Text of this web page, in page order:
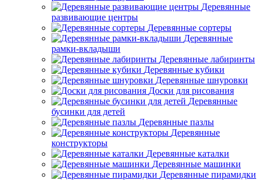
Деревянные
развивающие центры
Деревянные сортеры
Деревянные
рамки-вкладыши
Деревянные лабиринты
Деревянные кубики
Деревянные шнуровки
Доски для рисования
Деревянные
бусинки для детей
Деревянные пазлы
Деревянные
конструкторы
Деревянные каталки
Деревянные машинки
Деревянные пирамидки